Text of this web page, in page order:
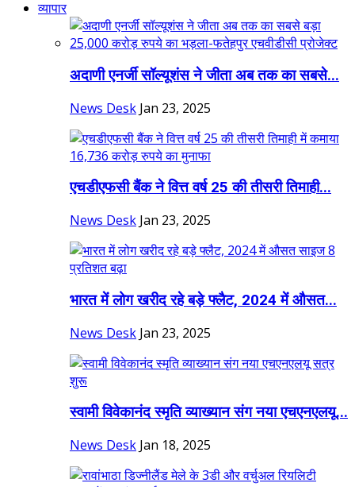
व्यापार
अदाणी एनर्जी सॉल्यूशंस ने जीता अब तक का सबसे...
News Desk Jan 23, 2025
एचडीएफसी बैंक ने वित्त वर्ष 25 की तीसरी तिमाही...
News Desk Jan 23, 2025
भारत में लोग खरीद रहे बड़े फ्लैट, 2024 में औसत...
News Desk Jan 23, 2025
स्वामी विवेकानंद स्मृति व्याख्यान संग नया एचएनएलयू...
News Desk Jan 18, 2025